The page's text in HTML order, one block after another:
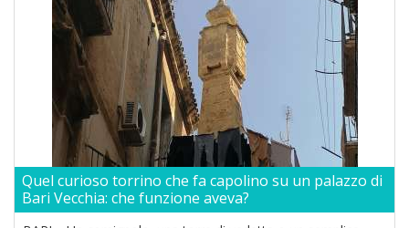
Quel curioso torrino che fa capolino su un palazzo di
Bari Vecchia: che funzione aveva?